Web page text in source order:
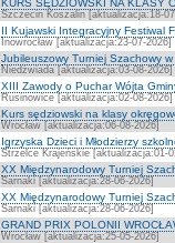
KURS SĘDZIOWSKI NA KLASY
Szczecin Koszalin [aktualizacja:18-
II Kujawski Integracyjny Festiwal
Inowrocław [aktualizacja:23-07-2026]
Jubileuszowy Turniej Szachowy
Niedżwiada [aktualizacja:03-08-2026]
XIII Zawody o Puchar Wójta
Rusinowice [aktualizacja:02-08-2026]
Kurs sędziowski na klasy
Wrocław [aktualizacja:06-08-2026]
Igrzyska Dzieci i Młodzierzy
Strzelce Krajeńskie [aktualizacja:01-
XX Międzynarodowy Turniej
Sarnaki [aktualizacja:28-06-2026]
XX Międzynarodowy Turniej
Sarnaki [aktualizacja:28-06-2026]
GRAND PRIX POLONII
Wrocław [aktualizacja:25-05-2026]